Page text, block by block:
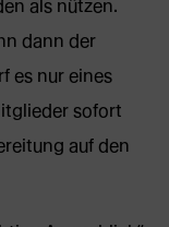
als nützen.
dann der
es nur eines
sofort
auf den